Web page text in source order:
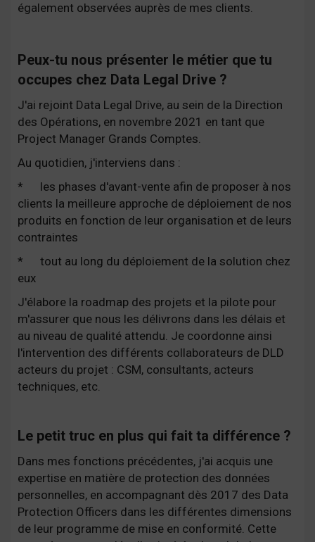
également observées auprès de mes clients.
Peux-tu nous présenter le métier que tu
occupes chez Data Legal Drive ?
J'ai rejoint Data Legal Drive, au sein de la Direction
des Opérations, en novembre 2021 en tant que
Project Manager Grands Comptes.
Au quotidien, j'interviens dans :
*
les phases d'avant-vente afin de proposer à nos
clients la meilleure approche de déploiement de nos
produits en fonction de leur organisation et de leurs
contraintes
*
tout au long du déploiement de la solution chez
eux
J'élabore la roadmap des projets et la pilote pour
m'assurer que nous les délivrons dans les délais et
au niveau de qualité attendu. Je coordonne ainsi
l'intervention des différents collaborateurs de DLD
acteurs du projet : CSM, consultants, acteurs
techniques, etc.
Le petit truc en plus qui fait ta différence ?
Dans mes fonctions précédentes, j'ai acquis une
expertise en matière de protection des données
personnelles, en accompagnant dès 2017 des Data
Protection Officers dans les différentes dimensions
de leur programme de mise en conformité. Cette